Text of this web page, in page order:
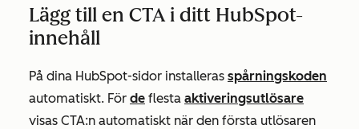
Lägg till en CTA i ditt HubSpot-
innehåll
På dina HubSpot-sidor installeras spårningskoden
automatiskt. För de flesta aktiveringsutlösare
visas CTA:n automatiskt när den första utlösaren